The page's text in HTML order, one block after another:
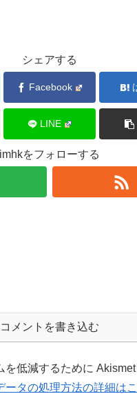
シェアする
Facebook
LINE
imhkをフォローする
コメントを書き込む
を低減するために
ータの処理方法の詳細は